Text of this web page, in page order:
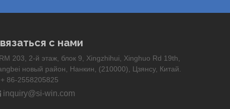
с нами
203, 2-й этаж, блок 9, Xingzhihui, Xinghuo Rd 19th,
новый район, Нанкин, (210000), Цзянсу, Китай.
+ 86-2558205825
inquiry@si-win.com